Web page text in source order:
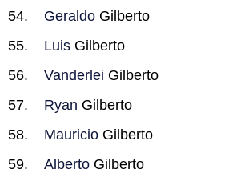
Geraldo Gilberto
Luis Gilberto
Vanderlei Gilberto
Ryan Gilberto
Mauricio Gilberto
Alberto Gilberto